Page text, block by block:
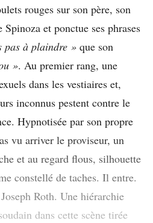
rouges sur son père, son
et ponctue ses phrases
pas à plaindre » que son
». Au premier rang, une
dans les vestiaires et,
inconnus pestent contre le
Hypnotisée par son propre
vu arriver le proviseur, un
et au regard flous, silhouette
constellé de taches. Il entre.
Roth. Une hiérarchie
dans cette scène tirée